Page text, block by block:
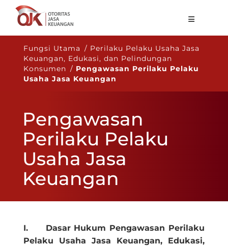
Tentang OJK
Fungsi Utama
Publikasi
Statistik
Layanan
Karir
Fungsi Utama / Perilaku Pelaku Usaha Jasa
Keuangan, Edukasi, dan Pelindungan
Konsumen / Pengawasan Perilaku Pelaku
Usaha Jasa Keuangan
Pengawasan
Perilaku Pelaku
Usaha Jasa
Keuangan
I.
Dasar Hukum Pengawasan Perilaku
Pelaku Usaha Jasa Keuangan, Edukasi,